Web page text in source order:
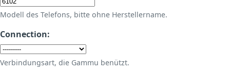
Modell des Telefons, bitte ohne Herstellername.
Connection:
Verbindungsart, die Gammu benützt.